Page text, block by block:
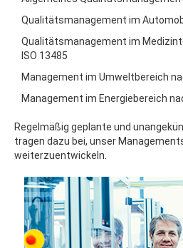
Qualitätsmanagement im
Qualitätsmanagement im
ISO 13485
Management im Umweltbereich
Management im Energiebereich
Regelmäßig geplante und
tragen dazu bei, unser
weiterzuentwickeln.